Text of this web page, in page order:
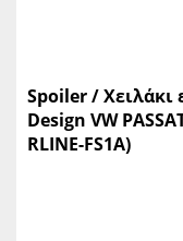
Spoiler /
Design VW
RLINE-FS1A)